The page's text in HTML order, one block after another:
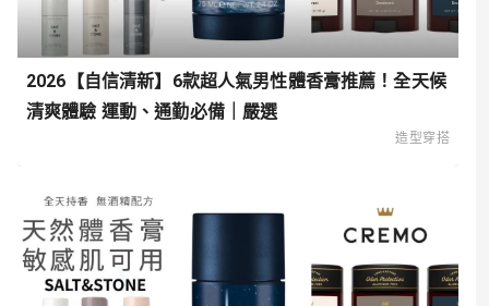
2026【自信清新】6款超人氣男性體香膏推薦！全天候
清爽體驗 運動、通勤必備｜嚴選
造型穿搭